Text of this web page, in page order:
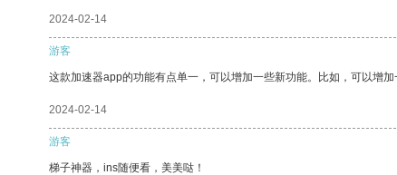
2024-02-14
游客
这款加速器app的功能有点单一，可以增加一些新功能。比如，可以增
2024-02-14
游客
梯子神器，ins随便看，美美哒！